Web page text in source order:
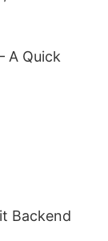
A Quick
Backend